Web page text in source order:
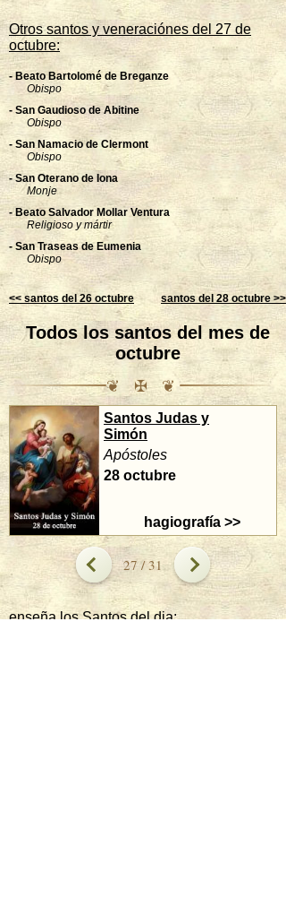
Otros santos y veneraciónes del 27 de
octubre:
- Beato Bartolomé de Breganze
Obispo
- San Gaudioso de Abitine
Obispo
- San Namacio de Clermont
Obispo
- San Oterano de Iona
Monje
- Beato Salvador Mollar Ventura
Religioso y mártir
- San Traseas de Eumenia
Obispo
<< santos del 26 octubre santos del 28 octubre >>
Todos los santos del mes de
octubre
❦ ✠ ❦
Santos Judas y
Simón
Apóstoles
28 octubre
hagiografía >>
27 / 31
enseña los Santos del dia: